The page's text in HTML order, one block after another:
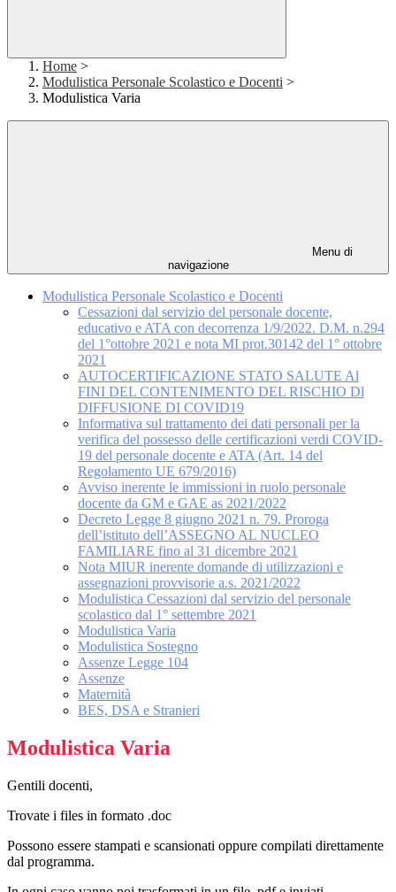
Home >
Modulistica Personale Scolastico e Docenti >
Modulistica Varia
Menu di
navigazione
Modulistica Personale Scolastico e Docenti
Cessazioni dal servizio del personale docente,
educativo e ATA con decorrenza 1/9/2022. D.M. n.294
del 1°ottobre 2021 e nota MI prot.30142 del 1° ottobre
2021
AUTOCERTIFICAZIONE STATO SALUTE Al
FINI DEL CONTENIMENTO DEL RISCHIO Dl
DIFFUSIONE DI COVID19
Informativa sul trattamento dei dati personali per la
verifica del possesso delle certificazioni verdi COVID-
19 del personale docente e ATA (Art. 14 del
Regolamento UE 679/2016)
Avviso inerente le immissioni in ruolo personale
docente da GM e GAE as 2021/2022
Decreto Legge 8 giugno 2021 n. 79. Proroga
dell’istituto dell’ASSEGNO AL NUCLEO
FAMILIARE fino al 31 dicembre 2021
Nota MIUR inerente domande di utilizzazioni e
assegnazioni provvisorie a.s. 2021/2022
Modulistica Cessazioni dal servizio del personale
scolastico dal 1° settembre 2021
Modulistica Varia
Modulistica Sostegno
Assenze Legge 104
Assenze
Maternità
BES, DSA e Stranieri
Modulistica Varia
Gentili docenti,
Trovate i files in formato .doc
Possono essere stampati e scansionati oppure compilati direttamente
dal programma.